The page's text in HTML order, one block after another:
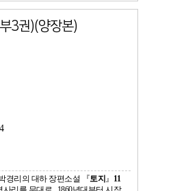
3권)(양장본)
경리의 대하 장편소설 『토지 』 11